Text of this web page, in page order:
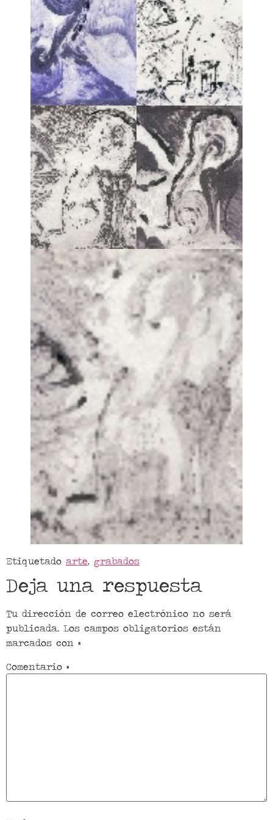
Etiquetado arte, grabados
Deja una respuesta
Tu dirección de correo electrónico no será
publicada. Los campos obligatorios están
marcados con *
Comentario *